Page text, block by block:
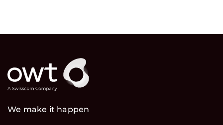
We make it happen